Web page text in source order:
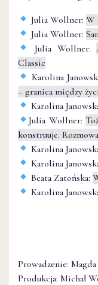
Julia Wollner:W
Julia Wollner:
Julia Wollner:
Classic
Karolina
– granica między
Karolina
Julia Wollner:
konstruuje.
Karolina
Karolina
Beata Zatońska:
Karolina
Prowadzenie:
Produkcja: Michał